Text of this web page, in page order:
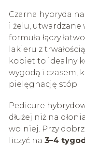
Czarna hybryda
i żelu, utwardzane
formuła łączy
lakieru z
kobiet to idealny
wygodą i czasem,
pielęgnację stóp.
Pedicure
dłużej niż na
wolniej. Przy
liczyć na 3–4